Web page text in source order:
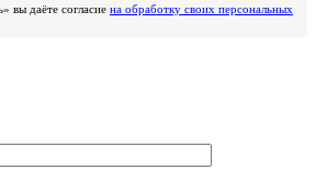
вы даёте согласие на обработку своих персональных